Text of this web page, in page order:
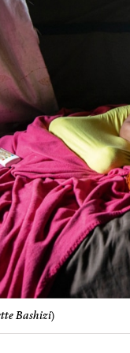
Bashizi)